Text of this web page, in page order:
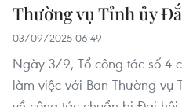
Thường vụ Tỉnh ủy
03/09/2025 06:49
Ngày 3/9, Tổ công tác số 4
làm việc với Ban Thường vụ